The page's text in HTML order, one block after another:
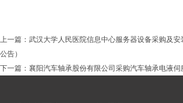
2015年7
上一篇： 武汉大学人民医院信息中心服务器设备采购及
公告）
下一篇： 襄阳汽车轴承股份有限公司采购汽车轴承电液伺